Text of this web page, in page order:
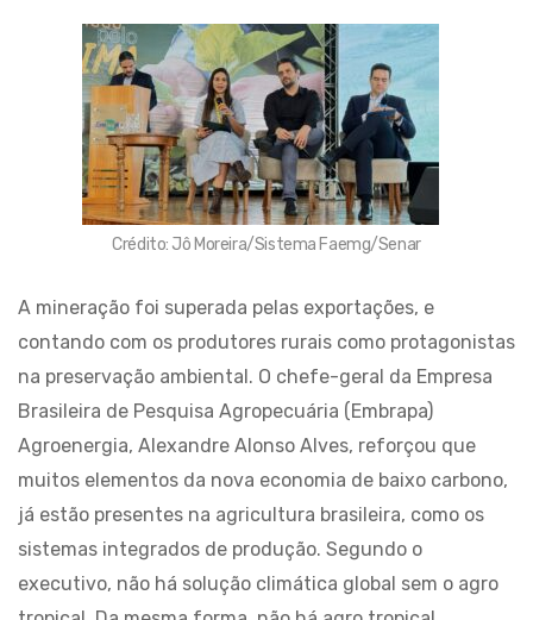
Crédito: Jô Moreira/Sistema Faemg/Senar
A mineração foi superada pelas exportações, e
contando com os produtores rurais como protagonistas
na preservação ambiental. O chefe-geral da Empresa
Brasileira de Pesquisa Agropecuária (Embrapa)
Agroenergia, Alexandre Alonso Alves, reforçou que
muitos elementos da nova economia de baixo carbono,
já estão presentes na agricultura brasileira, como os
sistemas integrados de produção. Segundo o
executivo, não há solução climática global sem o agro